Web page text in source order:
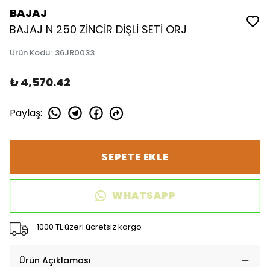
BAJAJ
BAJAJ N 250 ZİNCİR DİŞLİ SETİ ORJ
Ürün Kodu: 36JR0033
₺ 4,570.42
Paylaş:
SEPETE EKLE
WHATSAPP
1000 TL üzeri ücretsiz kargo
Ürün Açıklaması